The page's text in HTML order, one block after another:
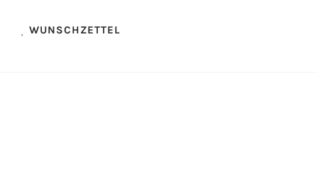
WUNSCHZETTEL